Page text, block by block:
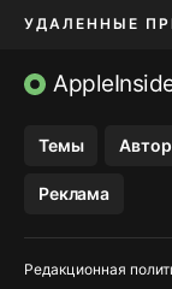
УДАЛЕННЫЕ
ПРИЛОЖЕНИЯ БЕЗ
Темы
Реклама
Редакционная